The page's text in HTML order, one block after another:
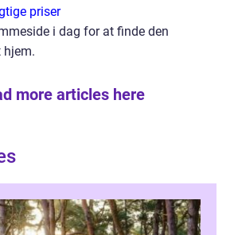
priser
i dag for at finde den
hjem.
more articles here